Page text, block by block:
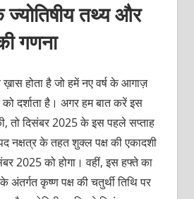
तथ्य और
गणना
ख़ास होता है जो हमें नए वर्ष के आगाज़
दर्शाता है। अगर हम बात करें इस
तो दिसंबर 2025 के इस पहले सप्ताह
नक्षत्र के तहत शुक्ल पक्ष की एकादशी
2025 को होगा। वहीं, इस हफ्ते का
अंतर्गत कृष्ण पक्ष की चतुर्थी तिथि पर